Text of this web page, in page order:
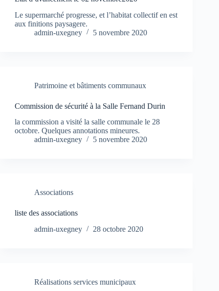
Le supermarché progresse, et l’habitat collectif en est
aux finitions paysagere.
admin-uxegney
5 novembre 2020
Patrimoine et bâtiments communaux
Commission de sécurité à la Salle Fernand Durin
la commission a visité la salle communale le 28
octobre. Quelques annotations mineures.
admin-uxegney
5 novembre 2020
Associations
liste des associations
admin-uxegney
28 octobre 2020
Réalisations services municipaux